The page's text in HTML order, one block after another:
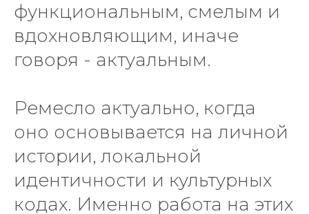
функциональным, смелым и
вдохновляющим, иначе
говоря - актуальным.
Ремесло актуально, когда
оно основывается на личной
истории, локальной
идентичности и культурных
кодах. Именно работа на этих